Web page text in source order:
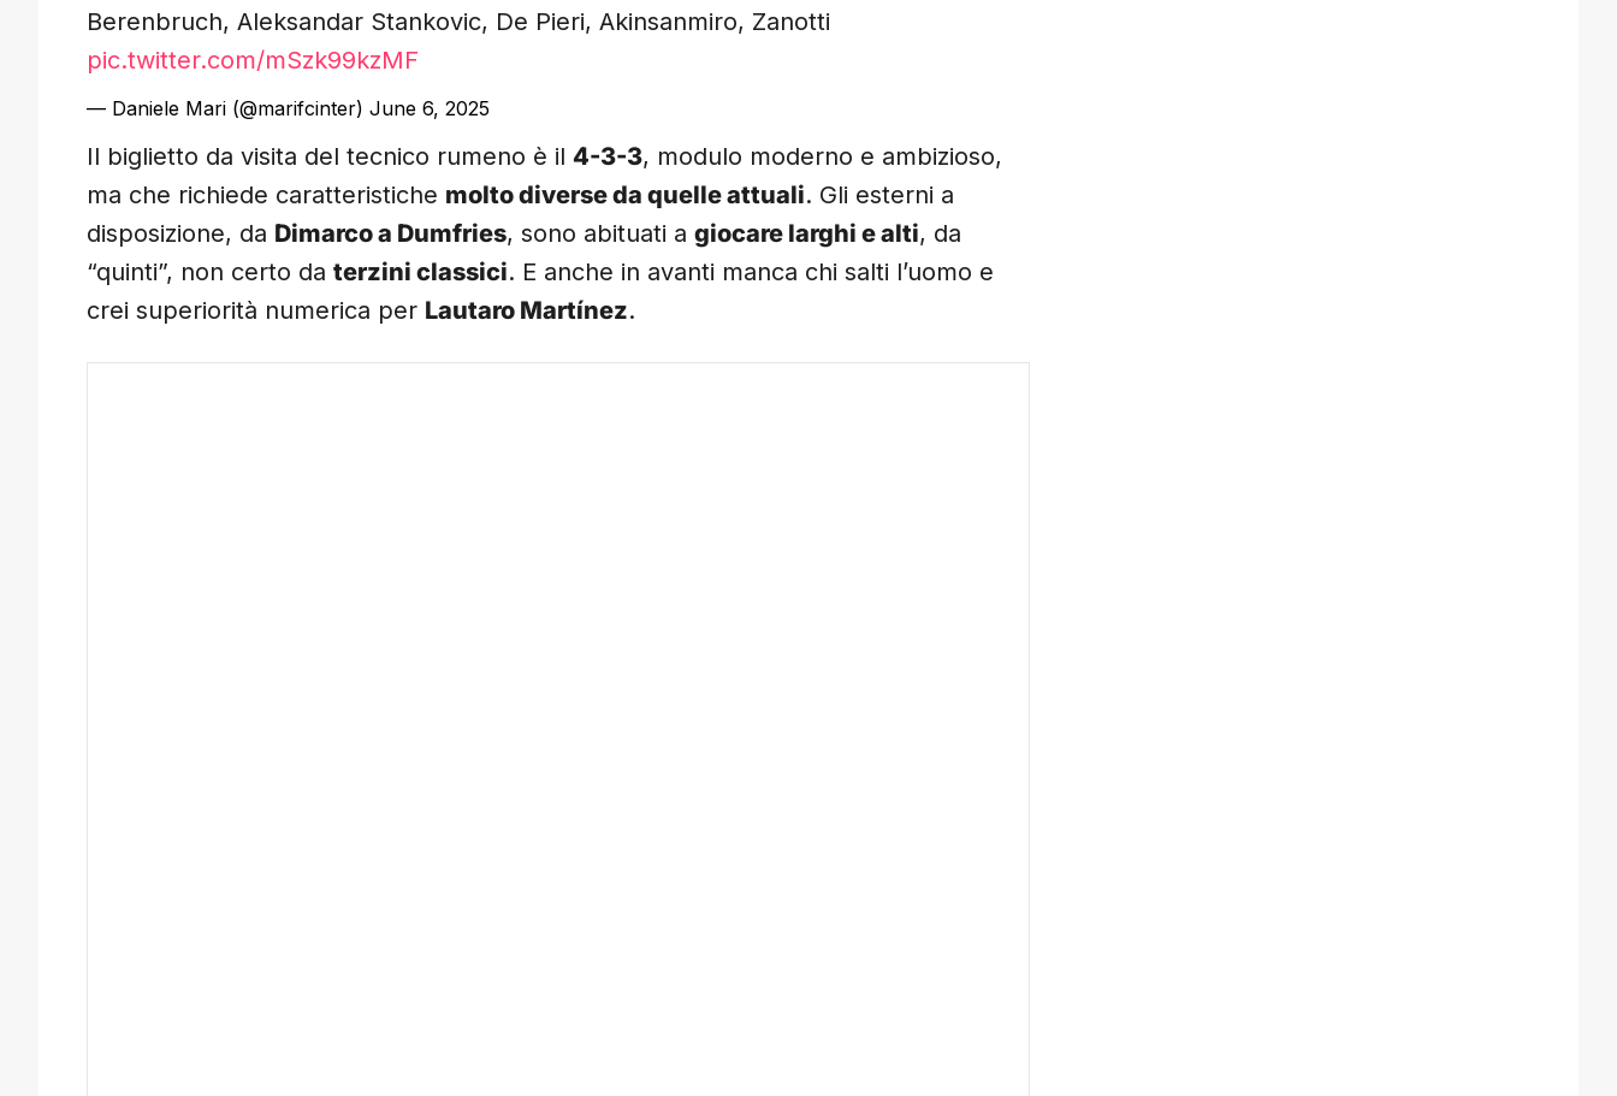
Berenbruch, Aleksandar Stankovic, De Pieri, Akinsanmiro, Zanotti
pic.twitter.com/mSzk99kzMF
— Daniele Mari (@marifcinter) June 6, 2025
Il biglietto da visita del tecnico rumeno è il 4-3-3, modulo moderno e ambizioso,
ma che richiede caratteristiche molto diverse da quelle attuali. Gli esterni a
disposizione, da Dimarco a Dumfries, sono abituati a giocare larghi e alti, da
“quinti”, non certo da terzini classici. E anche in avanti manca chi salti l’uomo e
crei superiorità numerica per Lautaro Martínez.